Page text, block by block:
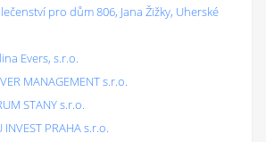
pro dům 806, Jana Žižky, Uherské
Evers, s.r.o.
MANAGEMENT s.r.o.
STANY s.r.o.
INVEST PRAHA s.r.o.